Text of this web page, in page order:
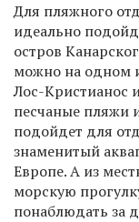
Для пляжного
идеально
остров
можно на одном
Лос-Кристианос
песчаные пляжи
подойдет для
знаменитый
Европе. А из
морскую
понаблюдать за